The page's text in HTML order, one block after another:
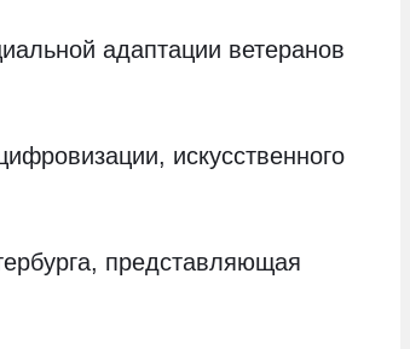
адаптации ветеранов
искусственного
представляющая